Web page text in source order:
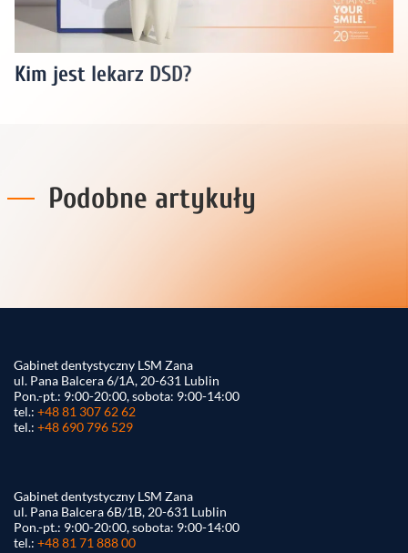
Kim jest lekarz DSD?
Podobne artykuły
Gabinet dentystyczny LSM Zana
ul. Pana Balcera 6/1A, 20-631 Lublin
Pon.-pt.: 9:00-20:00, sobota: 9:00-14:00
tel.: +48 81 307 62 62
tel.: +48 690 796 529
Gabinet dentystyczny LSM Zana
ul. Pana Balcera 6B/1B, 20-631 Lublin
Pon.-pt.: 9:00-20:00, sobota: 9:00-14:00
tel.: +48 81 71 888 00